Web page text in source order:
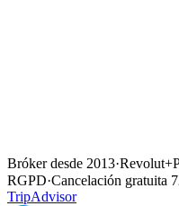
Bróker desde 2013·Revolut+
RGPD·Cancelación gratuita
TripAdvisor